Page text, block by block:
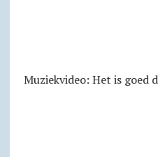
Muziekvideo: Het is goed